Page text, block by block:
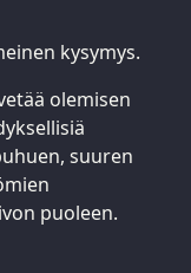
kysymys.
olemisen
suuren
puoleen.